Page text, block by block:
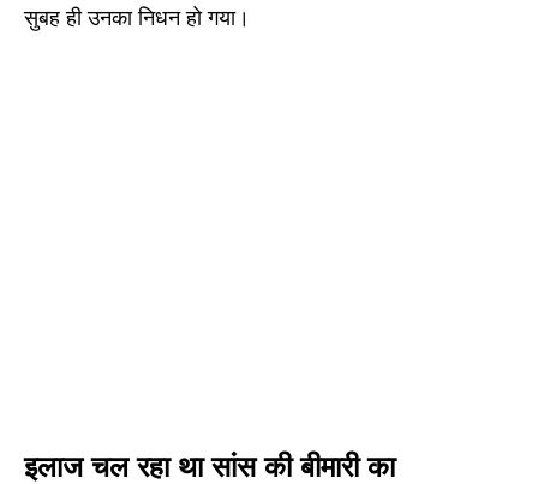
सुबह ही उनका निधन हो गया।
इलाज चल रहा था सांस की बीमारी का